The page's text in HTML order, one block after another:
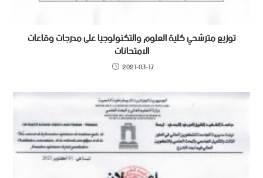
توزيع مترشحي كلية العلوم والتكنولوجيا على مدرجات وقاعات
الامتحانات
2021-03-17